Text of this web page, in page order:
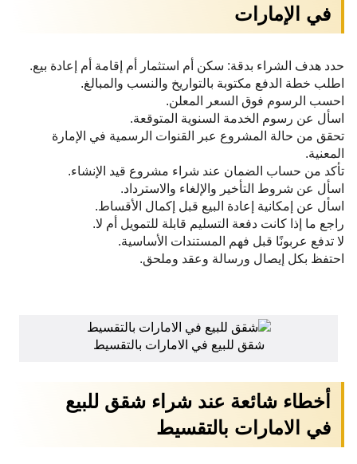
في الإمارات
حدد هدف الشراء بدقة: سكن أم استثمار أم إقامة أم إعادة بيع.
اطلب خطة الدفع مكتوبة بالتواريخ والنسب والمبالغ.
احسب الرسوم فوق السعر المعلن.
اسأل عن رسوم الخدمة السنوية المتوقعة.
تحقق من حالة المشروع عبر القنوات الرسمية في الإمارة
المعنية.
تأكد من حساب الضمان عند شراء مشروع قيد الإنشاء.
اسأل عن شروط التأخير والإلغاء والاسترداد.
اسأل عن إمكانية إعادة البيع قبل إكمال الأقساط.
راجع ما إذا كانت دفعة التسليم قابلة للتمويل أم لا.
لا تدفع عربونًا قبل فهم المستندات الأساسية.
احتفظ بكل إيصال ورسالة وعقد وملحق.
شقق للبيع في الامارات بالتقسيط
أخطاء شائعة عند شراء شقق للبيع
في الامارات بالتقسيط